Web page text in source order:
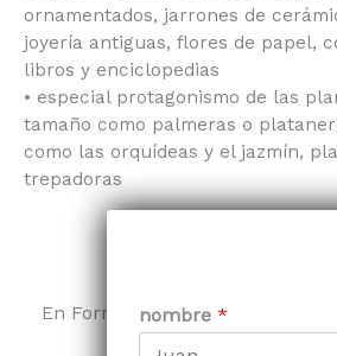
ornamentados, jarrones de
joyería antiguas, flores de papel,
libros y enciclopedias
• especial protagonismo de las
tamaño como palmeras o
como las orquídeas y el jazmín,
trepadoras
En Formidable Home sabemos
nombre *